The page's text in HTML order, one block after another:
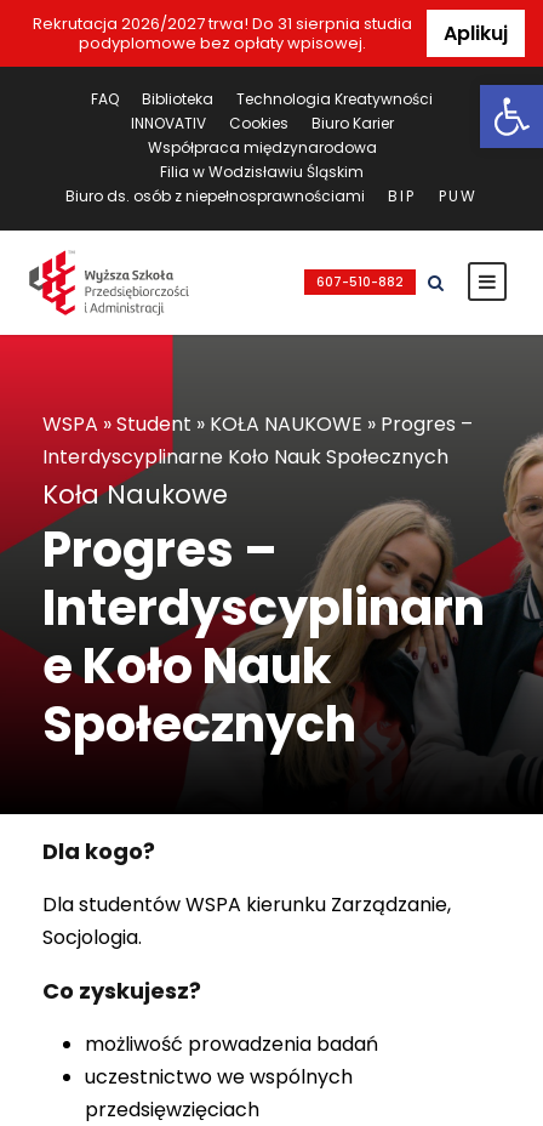
Rekrutacja 2026/2027 trwa! Do 31 sierpnia studia
podyplomowe bez opłaty wpisowej.
Aplikuj
FAQ Biblioteka
Technologia Kreatywności
INNOVATIV
Cookies
Biuro Karier
Współpraca międzynarodowa
Filia w Wodzisławiu Śląskim
Biuro ds. osób z niepełnosprawnościami
BIP PUW
607-510-882
WSPA »Student » KOŁA NAUKOWE » Progres –
Interdyscyplinarne Koło Nauk Społecznych
Koła Naukowe
Progres –
Interdyscyplinarn
e Koło Nauk
Społecznych
Dla kogo?
Dla studentów WSPA kierunku Zarządzanie,
Socjologia.
Co zyskujesz?
możliwość prowadzenia badań
uczestnictwo we wspólnych
przedsięwzięciach